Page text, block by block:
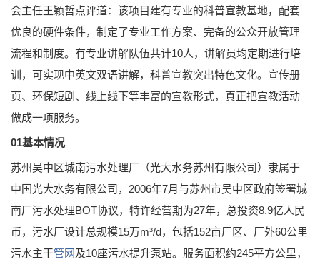
会主任王颖哲点评道：该项目建有专业的科普宣教基地，配套
优良的硬件条件，制定了专业工作方案、完备的公众开放管理
流程和制度。有专业讲解队伍共计10人，讲解员均定期进行培
训，可实现中英文双语讲解，科普宣教突出特色文化。宣传册
页、环保短剧、线上线下等丰富的宣教形式，真正把宣教活动
做成一项服务。
01基本情况
苏州吴中区城南污水处理厂（光大水务苏州有限公司）隶属于
中国光大水务有限公司，2006年7月与苏州市吴中区政府签署城
南厂污水处理BOT协议，特许经营期为27年，总投资8.9亿人民
币，污水厂设计总规模15万m³/d，包括152亩厂区、厂外60公里
污水主干管网及10座污水提升泵站。服务面积约245平方公里，